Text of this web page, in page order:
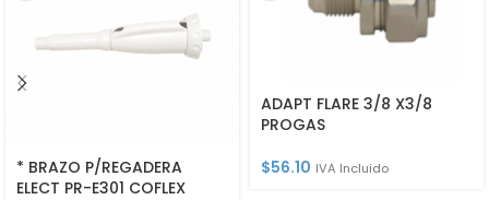
* BRAZO P/REGADERA
ELECT PR-E301 COFLEX
ADAPT FLARE 3/8 X3/8
PROGAS
$56.10 IVA Incluido